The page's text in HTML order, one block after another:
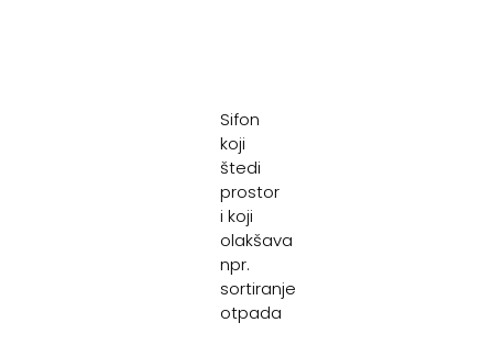
Sifon
koji
štedi
prostor
i koji
olakšava
npr.
sortiranje
otpada